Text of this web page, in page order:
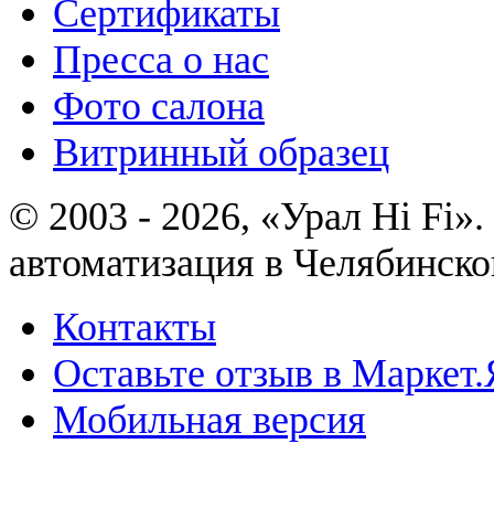
Сертификаты
Пресса о нас
Фото салона
Витринный образец
© 2003 - 2026, «Урал Hi
автоматизация в
Контакты
Оставьте отзыв в
Мобильная версия